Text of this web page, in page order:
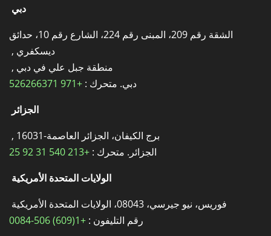
دبي
الشقة رقم 209، المبنى رقم 224، الشارع رقم 10، حدائق
ديسكفري ,
منطقة جبل علي في دبي ,
دبي. متحرك : +971 526266371
الجزائر
برج الكيفان، الجزائر العاصمة-16031 ,
الجزائر. متحرك : +213 540 31 92 25
الولايات المتحدة الأمريكية
فوريس، نيو جيرسي، 08043، الولايات المتحدة الأمريكية
رقم التليفون : +1(609) 506-0084